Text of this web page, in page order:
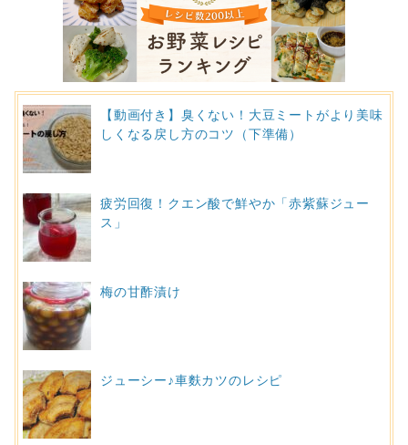
【動画付き】臭くない！大豆ミートがより美味
しくなる戻し方のコツ（下準備）
疲労回復！クエン酸で鮮やか「赤紫蘇ジュー
ス」
梅の甘酢漬け
ジューシー♪車麩カツのレシピ